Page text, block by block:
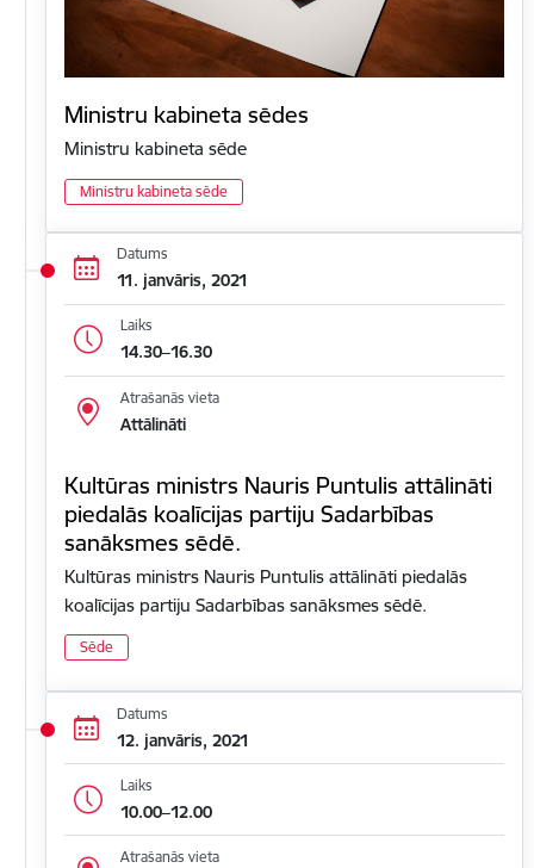
Ministru kabineta sēdes
Ministru kabineta sēde
Ministru kabineta sēde
Datums
11. janvāris, 2021
Laiks
14.30–16.30
Atrašanās vieta
Attālināti
Kultūras ministrs Nauris Puntulis attālināti
piedalās koalīcijas partiju Sadarbības
sanāksmes sēdē.
Kultūras ministrs Nauris Puntulis attālināti piedalās
koalīcijas partiju Sadarbības sanāksmes sēdē.
Sēde
Datums
12. janvāris, 2021
Laiks
10.00–12.00
Atrašanās vieta